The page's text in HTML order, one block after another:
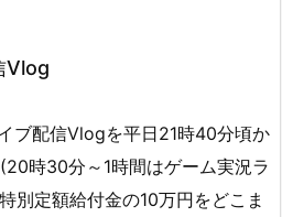
Vlog
ブ配信Vlogを平日21時40分頃か
時30分～1時間はゲーム実況ラ
別定額給付金の10万円をどこま